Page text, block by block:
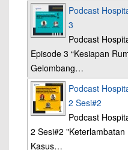
Podcast
3
Podcast
Episode 3 “Kesiapan
Gelombang…
Podcast
2 Sesi#2
Podcast
2 Sesi#2
Kasus…